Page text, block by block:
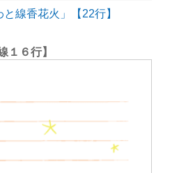
線香花火」【22行】
１６行】